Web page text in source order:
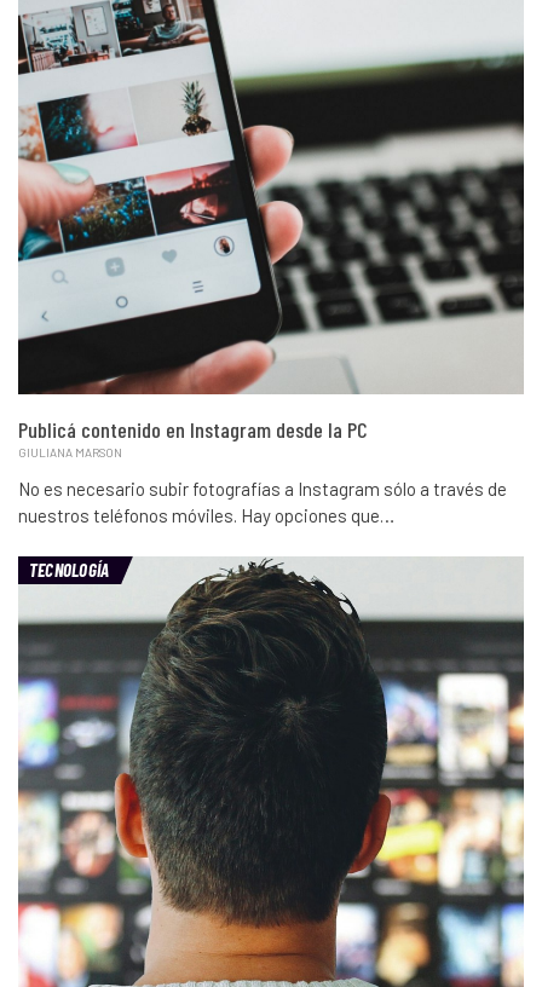
Publicá contenido en Instagram desde la PC
GIULIANA MARSON
No es necesario subir fotografías a Instagram sólo a través de
nuestros teléfonos móviles. Hay opciones que…
TECNOLOGÍA